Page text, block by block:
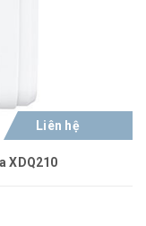
Liên hệ
XDQ210